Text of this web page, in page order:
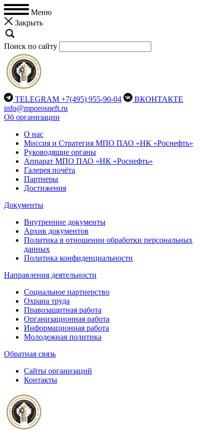
Меню
Закрыть
Поиск по сайту
TELEGRAM +7(495) 955-90-04
ВКОНТАКТЕ
info@mporosneft.ru
Об организации
О нас
Миссия и Стратегия МПО ПАО «НК «Роснефть»
Руководящие органы
Аппарат МПО ПАО «НК «Роснефть»
Галерея почёта
Партнеры
Достижения
Документы
Внутренние документы
Архив документов
Политика в отношении обработки персональных
данных
Политика конфиденциальности
Направления деятельности
Социальное партнерство
Охрана труда
Правозащитная работа
Организационная работа
Информационная работа
Молодежная политика
Обратная связь
Сайты организаций
Контакты